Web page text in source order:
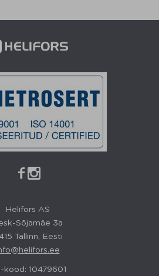
 
Helifors AS
Sõjamäe 3a
Tallinn, Eesti
kood: 10479601